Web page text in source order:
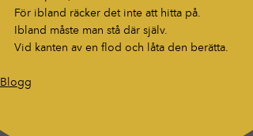
För ibland räcker det inte att hitta på.
Ibland måste man stå där själv.
Vid kanten av en flod och låta den berätta.
Blogg